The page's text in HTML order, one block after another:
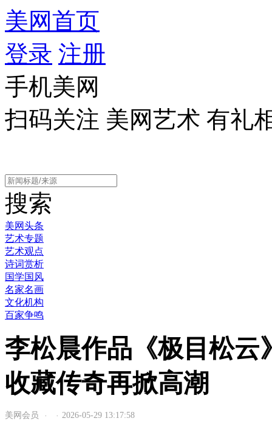
美网首页
登录 注册
手机美网
扫码关注 美网艺术 有礼
搜索
美网头条
艺术专题
艺术观点
诗词赏析
国学国风
名家名画
文化机构
百家争鸣
李松晨作品《极目松云
收藏传奇再掀高潮
美网会员 · · 2026-05-29 13:17:58